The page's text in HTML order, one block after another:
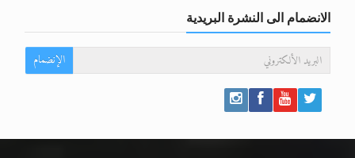
الانضمام الى النشرة البريدية
الإنضمام